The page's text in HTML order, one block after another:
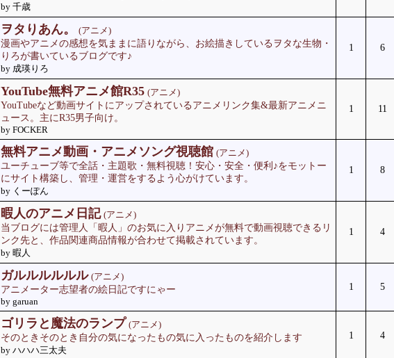
by 千歳
ヲタりあん。
(アニメ)
漫画やアニメの感想を気ままに語りながら、お絵描きしているヲタな生物・
りろが書いているブログです♪
by 成瑛りろ
1 6
YouTube無料アニメ館R35 (アニメ)
YouTubeなど動画サイトにアップされているアニメリンク集&最新アニメニ
ュース。主にR35男子向け。
by FOCKER
1 11
無料アニメ動画・アニメソング視聴館 (アニメ)
ユーチューブ等で全話・主題歌・無料視聴！安心・安全・便利♪をモットー
にサイト構築し、管理・運営をするよう心がけています。
by くーぽん
1 8
暇人のアニメ日記 (アニメ)
当ブログには管理人「暇人」のお気に入りアニメが無料で動画視聴できるリ
ンク先と、作品関連商品情報が合わせて掲載されています。
by 暇人
1 4
ガルルルルルル (アニメ)
アニメーター志望者の絵日記ですにゃー
by garuan
1 5
ゴリラと魔法のランプ (アニメ)
そのときそのとき自分の気になったもの気に入ったものを紹介します
by ハハハ三太夫
1 4